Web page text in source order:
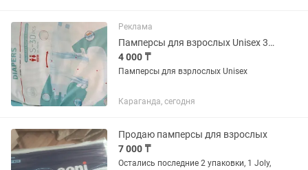
Реклама
Памперсы для взрослых Unisex 30штук в упаковке
4 000 ₸
Памперсы для взрлослых Unisex
Караганда, сегодня
Продаю памперсы для взрослых
7 000 ₸
Остались последние 2 упаковки, 1 Joly,